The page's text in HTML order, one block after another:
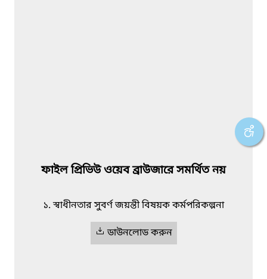
ফাইল প্রিভিউ ওয়েব ব্রাউজারে সমর্থিত নয়
১. স্বাধীনতার সুবর্ণ জয়ন্তী বিষয়ক কর্মপরিকল্পনা
ডাউনলোড করুন